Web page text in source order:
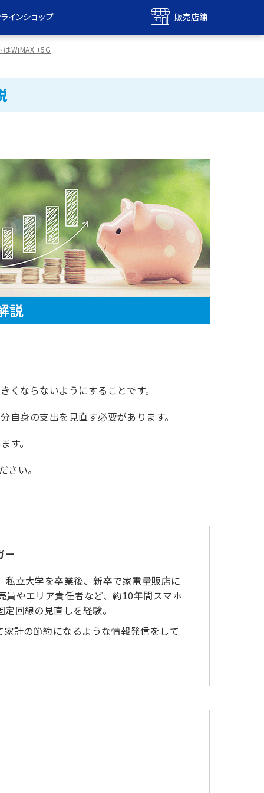
インショップ 販売店舗
ショップ
はWiMAX +5G
ならないようにすることです。
身の支出を見直す必要があります。
す。
い。
ー
立大学を卒業後、新卒で家電量販店に
やエリア責任者など、約10年間スマホ
回線の見直しを経験。
計の節約になるような情報発信をして